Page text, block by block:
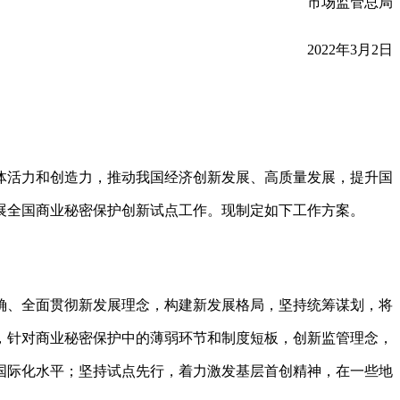
2022年3月2日
和创造力，推动我国经济创新发展、高质量发展，提升国
国商业秘密保护创新试点工作。现制定如下工作方案。
全面贯彻新发展理念，构建新发展格局，坚持统筹谋划，将
对商业秘密保护中的薄弱环节和制度短板，创新监管理念，
化水平；坚持试点先行，着力激发基层首创精神，在一些地